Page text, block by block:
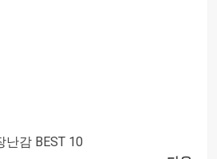
난감 BEST 10